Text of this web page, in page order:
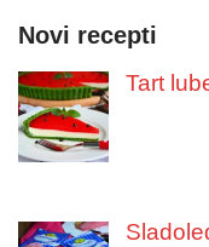
Novi recepti
Tart